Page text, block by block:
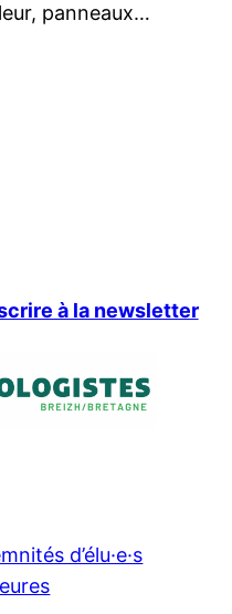
panneaux…
à la newsletter
d’élu·e·s